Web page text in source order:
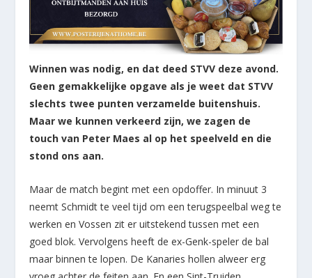
Winnen was nodig, en dat deed STVV deze avond.
Geen gemakkelijke opgave als je weet dat STVV
slechts twee punten verzamelde buitenshuis.
Maar we kunnen verkeerd zijn, we zagen de
touch van Peter Maes al op het speelveld en die
stond ons aan.
Maar de match begint met een opdoffer. In minuut 3
neemt Schmidt te veel tijd om een terugspeelbal weg te
werken en Vossen zit er uitstekend tussen met een
goed blok. Vervolgens heeft de ex-Genk-speler de bal
maar binnen te lopen. De Kanaries hollen alweer erg